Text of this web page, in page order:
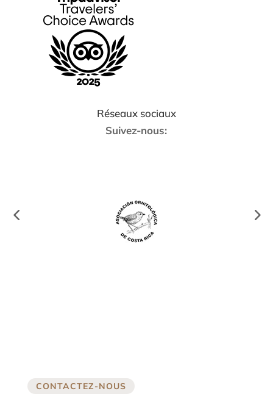
Réseaux sociaux
Suivez-nous:
CONTACTEZ-NOUS